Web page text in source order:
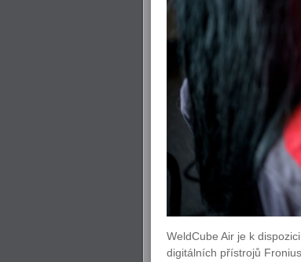
WeldCube Air je k
digitálních přístrojů